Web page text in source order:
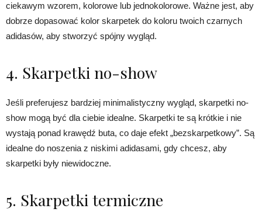
ciekawym wzorem, kolorowe lub jednokolorowe. Ważne jest, aby
dobrze dopasować kolor skarpetek do koloru twoich czarnych
adidasów, aby stworzyć spójny wygląd.
4. Skarpetki no-show
Jeśli preferujesz bardziej minimalistyczny wygląd, skarpetki no-
show mogą być dla ciebie idealne. Skarpetki te są krótkie i nie
wystają ponad krawędź buta, co daje efekt „bezskarpetkowy”. Są
idealne do noszenia z niskimi adidasami, gdy chcesz, aby
skarpetki były niewidoczne.
5. Skarpetki termiczne